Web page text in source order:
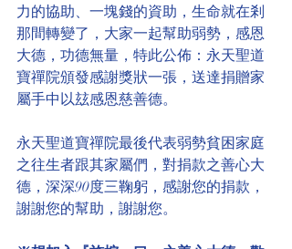
力的協助、一塊錢的資助，生命就在剎
那間轉變了，大家一起幫助弱勢，感恩
大德，功德無量，特此公佈：永天聖道
寶禪院頒發感謝獎狀一張，送達捐贈家
屬手中以玆感恩慈善德。
永天聖道寶禪院最後代表弱勢貧困家庭
之往生者跟其家屬們，對捐款之善心大
德，深深90度三鞠躬，感謝您的捐款，
謝謝您的幫助，謝謝您。